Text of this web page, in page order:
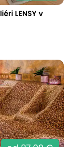
LENSY v